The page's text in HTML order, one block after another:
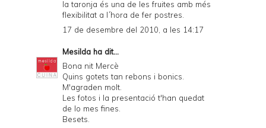
la taronja és una de les fruites amb més
flexibilitat a l´hora de fer postres.
17 de desembre del 2010, a les 14:17
Mesilda ha dit...
Bona nit Mercè
Quins gotets tan rebons i bonics.
M'agraden molt.
Les fotos i la presentació t'han quedat
de lo mes fines.
Besets.